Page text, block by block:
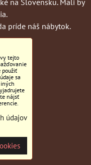
príde náš nábytok.
tejto
použiť
sa
nájsť
údajov